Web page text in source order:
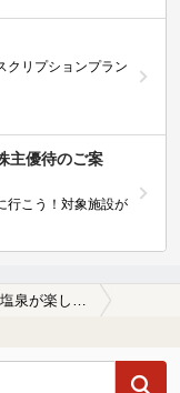
クリプションプラン
主優待のご案
行こう！対象施設が
硫酸塩泉が楽しめる大仙市の温泉、日帰り温泉、スーパー銭湯おすすめ